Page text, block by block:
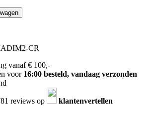
CR
vanaf € 100,-
voor 16:00 besteld, vandaag verzonden
reviews op
klantenvertellen